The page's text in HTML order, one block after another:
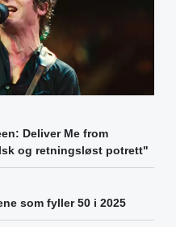
Deliver Me from
og retningsløst potrett"
som fyller 50 i 2025